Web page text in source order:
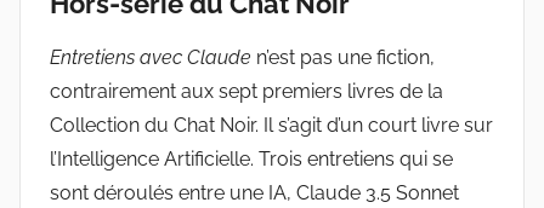
Entretiens avec Claude n’est pas une fiction,
contrairement aux sept premiers livres de la
Collection du Chat Noir. Il s’agit d’un court livre sur
l’Intelligence Artificielle. Trois entretiens qui se
sont déroulés entre une IA, Claude 3.5 Sonnet